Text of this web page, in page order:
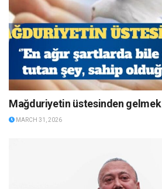
Mağduriyetin üstesinden gelmek
MARCH 31, 2026